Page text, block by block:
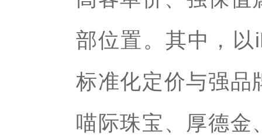
部位置。其中，
标准化定价与强品
喵际珠宝、厚德金